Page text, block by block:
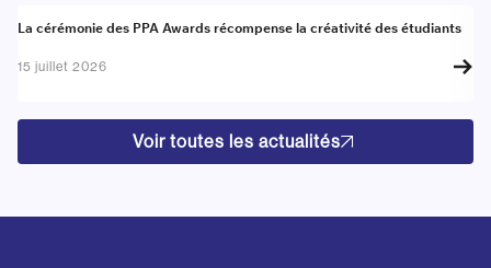
Actualité
La cérémonie des PPA Awards récompense la créativité des étudiants
15 juillet 2026
Voir toutes les actualités